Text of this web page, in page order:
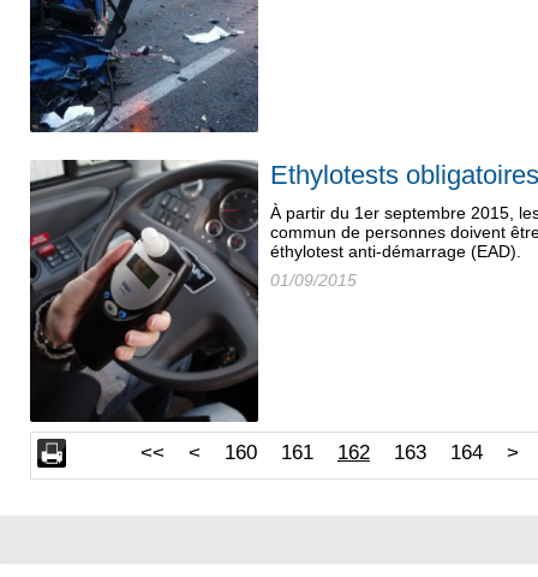
Ethylotests
À partir du 1er septembre 2015,
commun de personnes doivent
éthylotest anti-démarrage (EAD).
01/09/2015
<< < 160 161 162 163 164 >